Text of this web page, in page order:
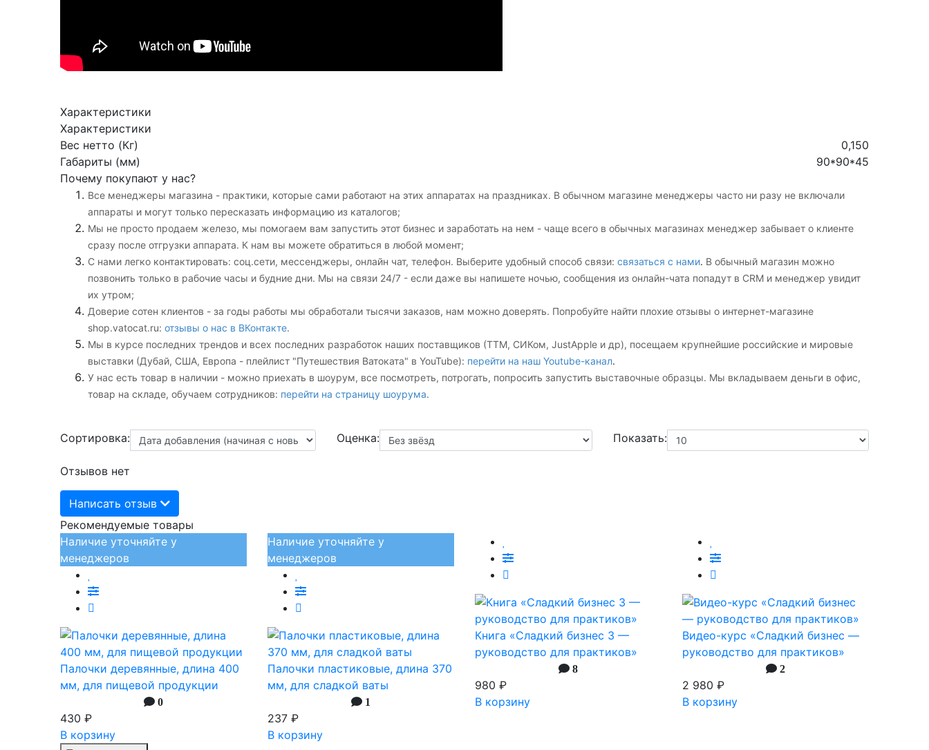
Характеристики
Характеристики
Вес нетто (Кг)
0,150
Габариты (мм)
90*90*45
Почему покупают у нас?
Все менеджеры магазина - практики, которые сами работают на этих аппаратах на праздниках. В обычном магазине менеджеры часто ни разу не включали
аппараты и могут только пересказать информацию из каталогов;
Мы не просто продаем железо, мы помогаем вам запустить этот бизнес и заработать на нем - чаще всего в обычных магазинах менеджер забывает о клиенте
сразу после отгрузки аппарата. К нам вы можете обратиться в любой момент;
С нами легко контактировать: соц.сети, мессенджеры, онлайн чат, телефон. Выберите удобный способ связи: связаться с нами. В обычный магазин можно
позвонить только в рабочие часы и будние дни. Мы на связи 24/7 - если даже вы напишете ночью, сообщения из онлайн-чата попадут в CRM и менеджер увидит
их утром;
Доверие сотен клиентов - за годы работы мы обработали тысячи заказов, нам можно доверять. Попробуйте найти плохие отзывы о интернет-магазине
shop.vatocat.ru: отзывы о нас в ВКонтакте.
Мы в курсе последних трендов и всех последних разработок наших поставщиков (ТТМ, СИКом, JustApple и др), посещаем крупнейшие российские и мировые
выставки (Дубай, США, Европа - плейлист "Путешествия Ватоката" в YouTube): перейти на наш Youtube-канал.
У нас есть товар в наличии - можно приехать в шоурум, все посмотреть, потрогать, попросить запустить выставочные образцы. Мы вкладываем деньги в офис,
товар на складе, обучаем сотрудников: перейти на страницу шоурума.
Сортировка: Оценка: Показать:
Отзывов нет
Написать отзыв
Рекомендуемые товары
Наличие уточняйте у
менеджеров
Палочки деревянные, длина 400
мм, для пищевой продукции
0
430 ₽
В корзину
Наличие уточняйте у
менеджеров
Палочки пластиковые, длина 370
мм, для сладкой ваты
1
237 ₽
В корзину
Книга «Сладкий бизнес 3 —
руководство для практиков»
8
980 ₽
В корзину
Видео-курс «Сладкий бизнес —
руководство для практиков»
2
2 980 ₽
В корзину